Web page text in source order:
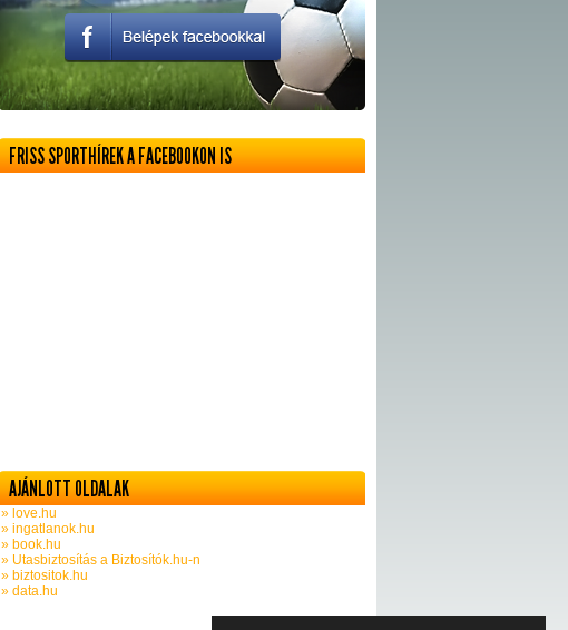
FRISS SPORTHÍREK A FACEBOOKON IS
AJÁNLOTT OLDALAK
» love.hu
» ingatlanok.hu
» book.hu
» Utasbiztosítás a Biztosítók.hu-n
» biztositok.hu
» data.hu